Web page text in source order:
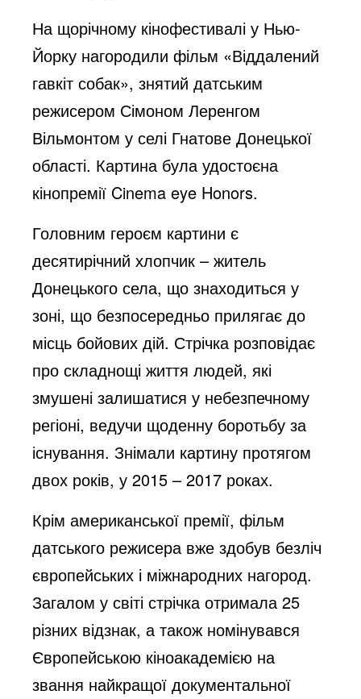
На щорічному кінофестивалі у Нью-
Йорку нагородили фільм «Віддалений
гавкіт собак», знятий датським
режисером Сімоном Леренгом
Вільмонтом у селі Гнатове Донецької
області. Картина була удостоєна
кінопремії Cinema eye Honors.
Головним героєм картини є
десятирічний хлопчик – житель
Донецького села, що знаходиться у
зоні, що безпосередньо прилягає до
місць бойових дій. Стрічка розповідає
про складнощі життя людей, які
змушені залишатися у небезпечному
регіоні, ведучи щоденну боротьбу за
існування. Знімали картину протягом
двох років, у 2015 – 2017 роках.
Крім американської премії, фільм
датського режисера вже здобув безліч
європейських і міжнародних нагород.
Загалом у світі стрічка отримала 25
різних відзнак, а також номінувався
Європейською кіноакадемією на
звання найкращої документальної